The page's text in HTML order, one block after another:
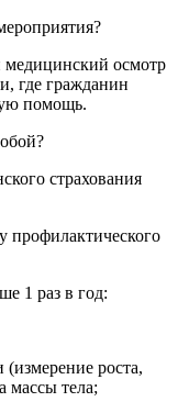
медицинский осмотр
где гражданин
помощь.
страхования
профилактического
1 раз в год:
роста,
массы тела;